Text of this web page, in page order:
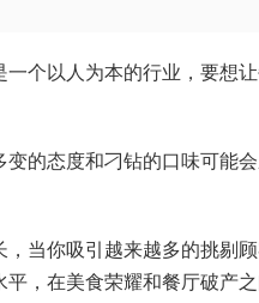
个以人为本的行业，要想
的态度和刁钻的口味可能
当你吸引越来越多的挑剔
，在美食荣耀和餐厅破产